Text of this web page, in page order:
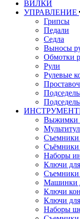
ВИЛКИ
УПРАВЛЕНИЕ
Грипсы
Педали
Седла
Выносы
Обмотки
Рули
Рулевые
Выжимки
Съемники
Съёмники
Наборы
Ключи
Съемники
Машинки
Ключи
Ключи
Наборы